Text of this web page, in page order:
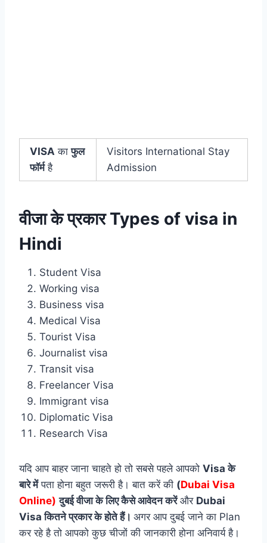
VISA काफुल
फॉर्महै
Visitors International Stay
Admission
वीजा के प्रकार Types of visa in
Hindi
Student Visa
Working visa
Business visa
Medical Visa
Tourist Visa
Journalist visa
Transit visa
Freelancer Visa
Immigrant visa
Diplomatic Visa
Research Visa
यदि आप बाहर जाना चाहते हो तो सबसे पहले आपको Visa के
बारे मेंपता होना बहुत जरूरी है। बात करें की (Dubai Visa
Online) दुबई वीजा के लिए कैसे आवेदन करेंऔर Dubai
Visa कितने प्रकार के होते हैं। अगर आप दुबई जाने का Plan
कर रहे है तो आपको कुछ चीजों की जानकारी होना अनिवार्य है।